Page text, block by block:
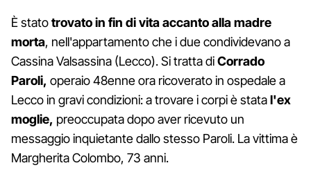
È statotrovato in fin di vita accanto alla madre
morta, nell'appartamento che i due condividevano a
Cassina Valsassina (Lecco). Si tratta diCorrado
Paroli, operaio 48enne ora ricoverato in ospedale a
Lecco in gravi condizioni: a trovare i corpi è statal'ex
moglie, preoccupata dopo aver ricevuto un
messaggio inquietante dallo stesso Paroli. La vittima è
Margherita Colombo, 73 anni.